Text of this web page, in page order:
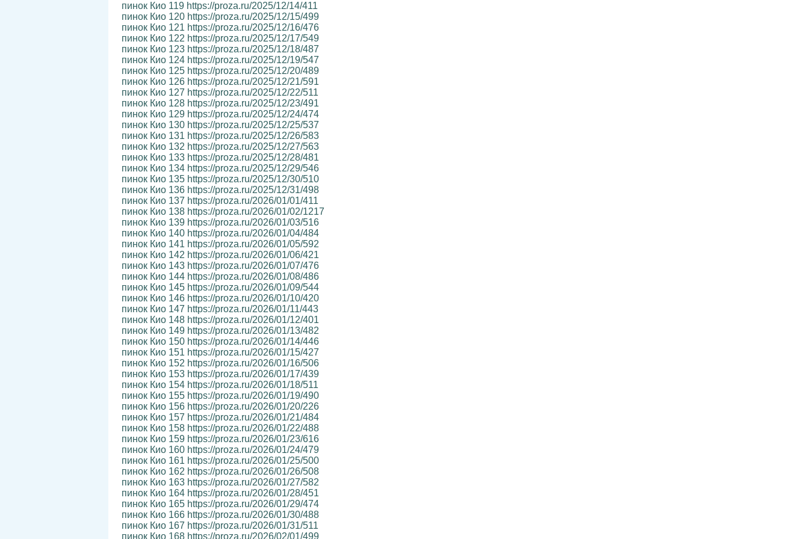
пинок Кио 119 https://proza.ru/2025/12/14/411
пинок Кио 120 https://proza.ru/2025/12/15/499
пинок Кио 121 https://proza.ru/2025/12/16/476
пинок Кио 122 https://proza.ru/2025/12/17/549
пинок Кио 123 https://proza.ru/2025/12/18/487
пинок Кио 124 https://proza.ru/2025/12/19/547
пинок Кио 125 https://proza.ru/2025/12/20/489
пинок Кио 126 https://proza.ru/2025/12/21/591
пинок Кио 127 https://proza.ru/2025/12/22/511
пинок Кио 128 https://proza.ru/2025/12/23/491
пинок Кио 129 https://proza.ru/2025/12/24/474
пинок Кио 130 https://proza.ru/2025/12/25/537
пинок Кио 131 https://proza.ru/2025/12/26/583
пинок Кио 132 https://proza.ru/2025/12/27/563
пинок Кио 133 https://proza.ru/2025/12/28/481
пинок Кио 134 https://proza.ru/2025/12/29/546
пинок Кио 135 https://proza.ru/2025/12/30/510
пинок Кио 136 https://proza.ru/2025/12/31/498
пинок Кио 137 https://proza.ru/2026/01/01/411
пинок Кио 138 https://proza.ru/2026/01/02/1217
пинок Кио 139 https://proza.ru/2026/01/03/516
пинок Кио 140 https://proza.ru/2026/01/04/484
пинок Кио 141 https://proza.ru/2026/01/05/592
пинок Кио 142 https://proza.ru/2026/01/06/421
пинок Кио 143 https://proza.ru/2026/01/07/476
пинок Кио 144 https://proza.ru/2026/01/08/486
пинок Кио 145 https://proza.ru/2026/01/09/544
пинок Кио 146 https://proza.ru/2026/01/10/420
пинок Кио 147 https://proza.ru/2026/01/11/443
пинок Кио 148 https://proza.ru/2026/01/12/401
пинок Кио 149 https://proza.ru/2026/01/13/482
пинок Кио 150 https://proza.ru/2026/01/14/446
пинок Кио 151 https://proza.ru/2026/01/15/427
пинок Кио 152 https://proza.ru/2026/01/16/506
пинок Кио 153 https://proza.ru/2026/01/17/439
пинок Кио 154 https://proza.ru/2026/01/18/511
пинок Кио 155 https://proza.ru/2026/01/19/490
пинок Кио 156 https://proza.ru/2026/01/20/226
пинок Кио 157 https://proza.ru/2026/01/21/484
пинок Кио 158 https://proza.ru/2026/01/22/488
пинок Кио 159 https://proza.ru/2026/01/23/616
пинок Кио 160 https://proza.ru/2026/01/24/479
пинок Кио 161 https://proza.ru/2026/01/25/500
пинок Кио 162 https://proza.ru/2026/01/26/508
пинок Кио 163 https://proza.ru/2026/01/27/582
пинок Кио 164 https://proza.ru/2026/01/28/451
пинок Кио 165 https://proza.ru/2026/01/29/474
пинок Кио 166 https://proza.ru/2026/01/30/488
пинок Кио 167 https://proza.ru/2026/01/31/511
пинок Кио 168 https://proza.ru/2026/02/01/499